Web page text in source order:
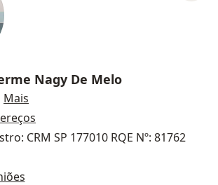
Nagy De Melo
Mais
CRM SP 177010 RQE Nº: 81762